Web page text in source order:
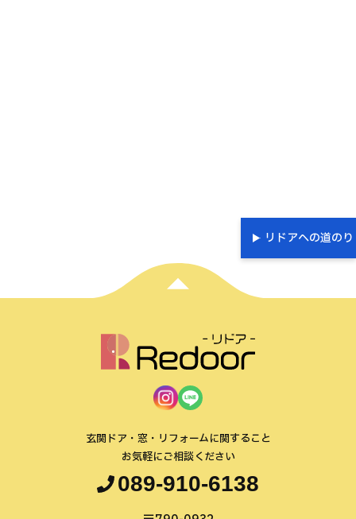
リドアへの道のり
玄関ドア・窓・リフォームに関すること
お気軽にご相談ください
089-910-6138